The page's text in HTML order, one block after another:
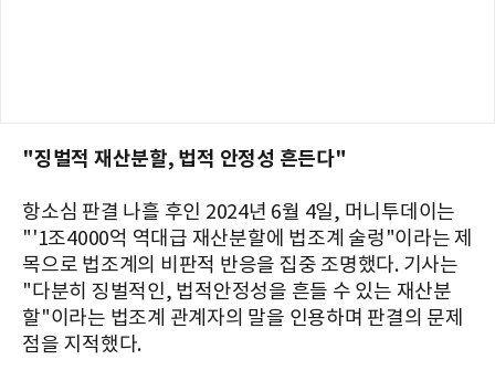
"징벌적 재산분할, 법적 안정성 흔든다"
항소심 판결 나흘 후인 2024년 6월 4일, 머니투데이는
"'1조4000억 역대급 재산분할에 법조계 술렁"이라는 제
목으로 법조계의 비판적 반응을 집중 조명했다. 기사는
"다분히 징벌적인, 법적안정성을 흔들 수 있는 재산분
할"이라는 법조계 관계자의 말을 인용하며 판결의 문제
점을 지적했다.